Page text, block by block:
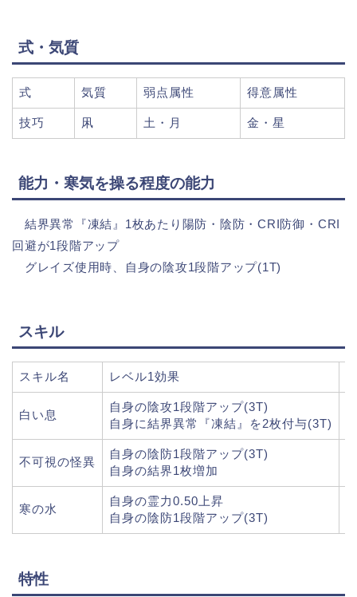
式・気質
式 気質 弱点属性 得意属性
技巧 凩 土・月 金・星
能力・寒気を操る程度の能力
結界異常『凍結』1枚あたり陽防・陰防・CRI防御・CRI
回避が1段階アップ
グレイズ使用時、自身の陰攻1段階アップ(1T)
スキル
スキル名 レベル1効果
白い息
自身の陰攻1段階アップ(3T)
自身に結界異常『凍結』を2枚付与(3T)
不可視の怪異
自身の陰防1段階アップ(3T)
自身の結界1枚増加
寒の水
自身の霊力0.50上昇
自身の陰防1段階アップ(3T)
特性